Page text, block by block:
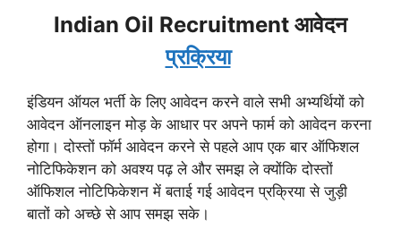
Indian Oil Recruitment आवेदन
प्रक्रिया
इंडियन ऑयल भर्ती के लिए आवेदन करने वाले सभी अभ्यर्थियों को
आवेदन ऑनलाइन मोड़ के आधार पर अपने फार्म को आवेदन करना
होगा। दोस्तों फॉर्म आवेदन करने से पहले आप एक बार ऑफिशल
नोटिफिकेशन को अवश्य पढ़ ले और समझ ले क्योंकि दोस्तों
ऑफिशल नोटिफिकेशन में बताई गई आवेदन प्रक्रिया से जुड़ी
बातों को अच्छे से आप समझ सके।